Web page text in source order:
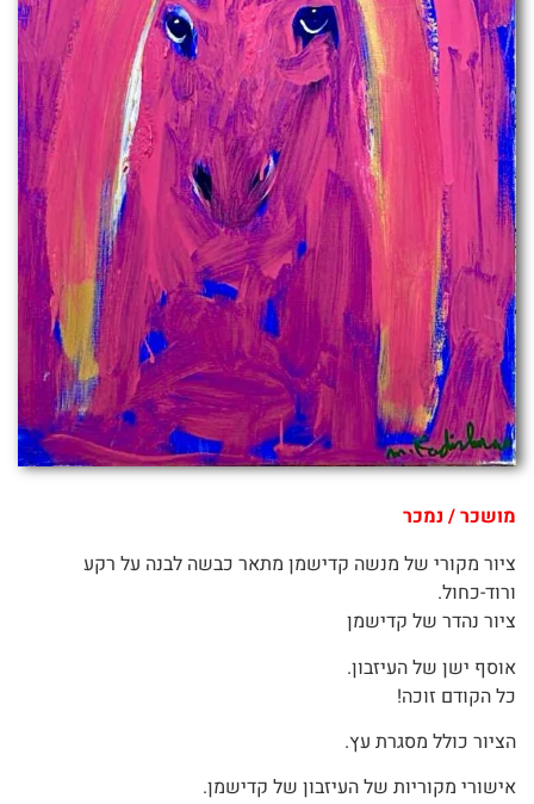
מושכר / נמכר
ציור מקורי של מנשה קדישמן מתאר כבשה לבנה על רקע
ורוד-כחול.
ציור נהדר של קדישמן
אוסף ישן של העיזבון.
כל הקודם זוכה!
הציור כולל מסגרת עץ.
אישורי מקוריות של העיזבון של קדישמן.